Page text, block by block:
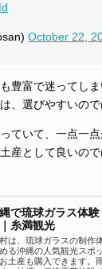
October 22,
豊富で迷ってし
、選びやすいので
ていて、一点一
産として良いの
で琉球ガラス体験
糸満観光
は、琉球ガラスの制作
る沖縄の人気観光スポッ
土産も購入できます。